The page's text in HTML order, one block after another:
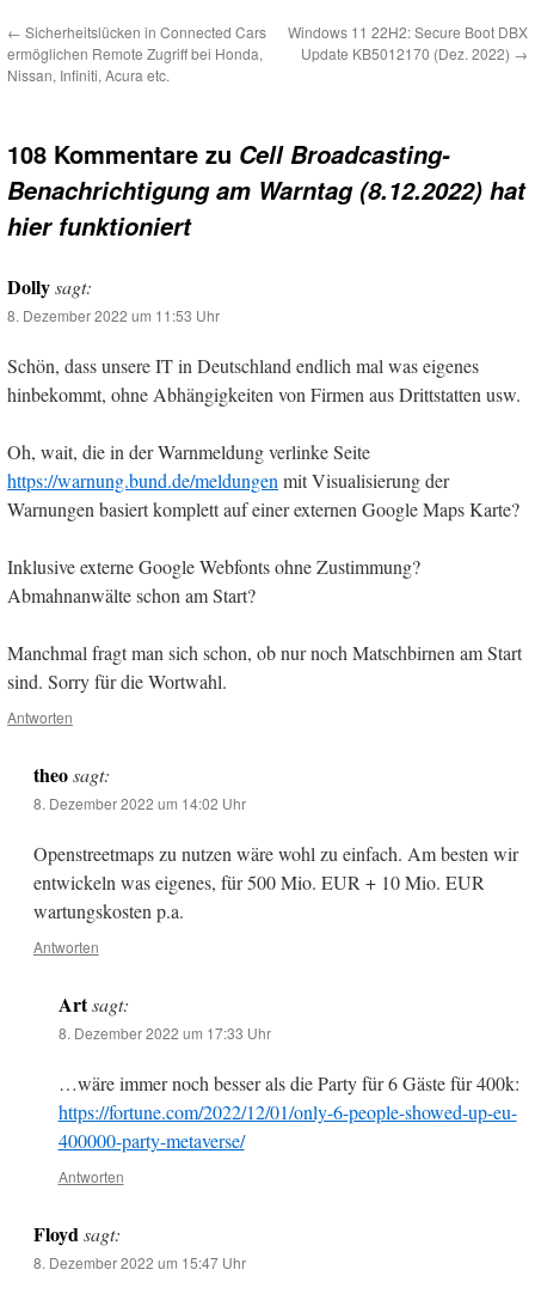
← Sicherheitslücken in Connected Cars
ermöglichen Remote Zugriff bei Honda,
Nissan, Infiniti, Acura etc.
Windows 11 22H2: Secure Boot DBX
Update KB5012170 (Dez. 2022) →
108 Kommentare zu Cell Broadcasting-
Benachrichtigung am Warntag (8.12.2022) hat
hier funktioniert
Dollysagt:
8. Dezember 2022 um 11:53 Uhr
Schön, dass unsere IT in Deutschland endlich mal was eigenes
hinbekommt, ohne Abhängigkeiten von Firmen aus Drittstatten usw.
Oh, wait, die in der Warnmeldung verlinke Seite
https://warnung.bund.de/meldungen mit Visualisierung der
Warnungen basiert komplett auf einer externen Google Maps Karte?
Inklusive externe Google Webfonts ohne Zustimmung?
Abmahnanwälte schon am Start?
Manchmal fragt man sich schon, ob nur noch Matschbirnen am Start
sind. Sorry für die Wortwahl.
Antworten
theo sagt:
8. Dezember 2022 um 14:02 Uhr
Openstreetmaps zu nutzen wäre wohl zu einfach. Am besten wir
entwickeln was eigenes, für 500 Mio. EUR + 10 Mio. EUR
wartungskosten p.a.
Antworten
Art sagt:
8. Dezember 2022 um 17:33 Uhr
…wäre immer noch besser als die Party für 6 Gäste für 400k:
https://fortune.com/2022/12/01/only-6-people-showed-up-eu-
400000-party-metaverse/
Antworten
Floyd sagt:
8. Dezember 2022 um 15:47 Uhr